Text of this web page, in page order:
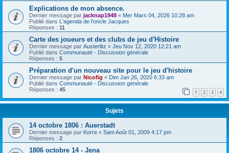
Explications de mon absence.
Dernier message par jacknap1948 « Mer Mars 04, 2026 10:28 am
Publié dans L'agenda de l'oncle Jacques
Réponses : 11
Carte des joueurs et des clubs de jeu d'Histoire
Dernier message par Austerlitz « Jeu Nov 12, 2020 12:21 am
Publié dans Communauté - Discussion générale
Réponses : 5
Préparation d'un nouveau site pour le jeu d'histoire
Dernier message par Nicofig « Dim Jan 26, 2020 6:33 am
Publié dans Communauté - Discussion générale
Réponses : 45 1 2 3 4
Sujets
14 octobre 1806 : Auerstadt
Dernier message par Korre « Sam Août 01, 2009 4:17 pm
Réponses : 2
1806 octobre 14 - Jena